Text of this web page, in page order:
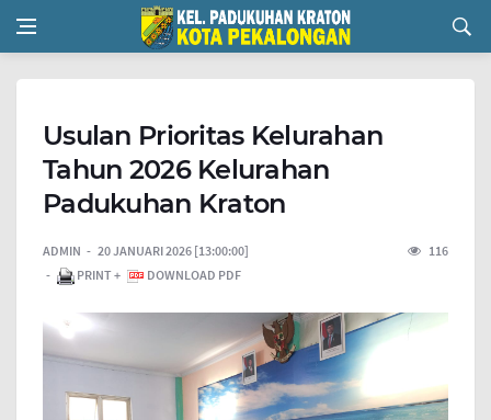
Usulan Prioritas Kelurahan
Tahun 2026 Kelurahan
Padukuhan Kraton
ADMIN 20 JANUARI 2026 [13:00:00]
116
PRINT +
DOWNLOAD PDF